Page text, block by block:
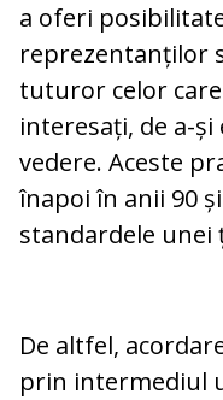
a oferi
reprezentanților
tuturor celor
interesați, de a-
vedere. Aceste
înapoi în anii 90
standardele unei
De altfel,
prin intermediul